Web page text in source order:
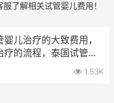
了解相关试管婴儿费用！
儿治疗的大致费用，
的流程，泰国试管婴
1.53K